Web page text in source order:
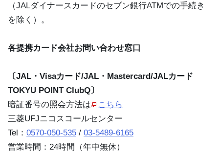
（JALダイナースカードのセブン銀行ATMでの手続き
を除く）。
各提携カード会社お問い合わせ窓口
〔JAL・Visaカード/JAL・Mastercard/JALカード
TOKYU POINT ClubQ〕
暗証番号の照会方法は
こちら
三菱UFJニコスコールセンター
Tel： 0570-050-535 / 03-5489-6165
営業時間：24時間（年中無休）